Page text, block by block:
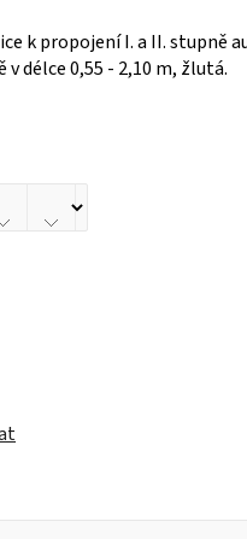
k propojení I. a II. stupně
délce 0,55 - 2,10 m, žlutá.